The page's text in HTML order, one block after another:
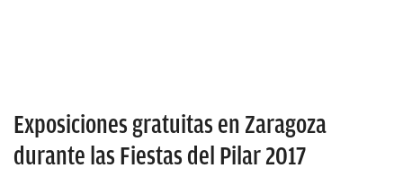
Exposiciones gratuitas en Zaragoza
durante las Fiestas del Pilar 2017